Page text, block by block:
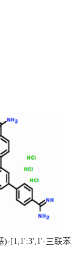
)-[1,1':3',1'-三联苯